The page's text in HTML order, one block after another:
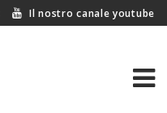
Il nostro canale youtube